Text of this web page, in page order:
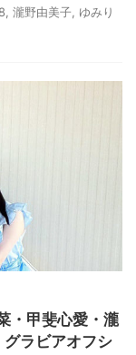
瀧野由美子 ゆみり
・甲斐心愛・瀧
ラビアオフシ